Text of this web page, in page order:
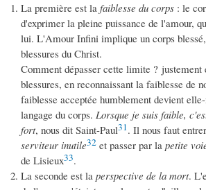
La première est la faiblesse du corps : le
d'exprimer la pleine puissance de l'amour,
lui. L'Amour Infini implique un corps
blessures du Christ.
Comment dépasser cette limite ? justement
blessures, en reconnaissant la faiblesse de
faiblesse acceptée humblement devient
langage du corps. Lorsque je suis faible,
fort, nous dit Saint-Paul31. Il nous faut
serviteur inutile32 et passer par la petite
de Lisieux33.
La seconde est la perspective de la mort.